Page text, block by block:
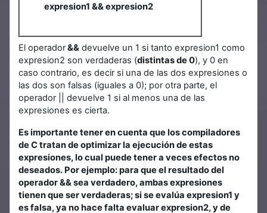
expresion1 && expresion2
El operador&& devuelve un 1 si tanto expresion1 como
expresion2 son verdaderas (distintas de 0), y 0 en
caso contrario, es decir si una de las dos expresiones o
las dos son falsas (iguales a 0); por otra parte, el
operador || devuelve 1 si al menos una de las
expresiones es cierta.
Es importante tener en cuenta que los compiladores
de C tratan de optimizar la ejecución de estas
expresiones, lo cual puede tener a veces efectos no
deseados. Por ejemplo: para que el resultado del
operador && sea verdadero, ambas expresiones
tienen que ser verdaderas; si se evalúa expresion1 y
es falsa, ya no hace falta evaluar expresion2, y de